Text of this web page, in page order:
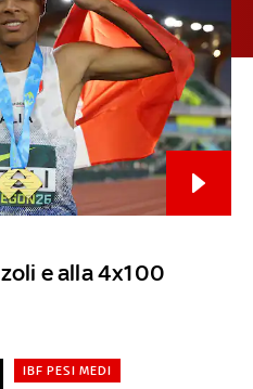
e alla 4x100
IBF PESI MEDI